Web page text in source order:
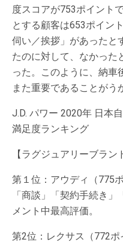
度スコアが753ポイント
とする顧客は653ポイン
伺い／挨拶」があったと
たのに対して、なかった
った。このように、納車
また重要であることがう
J.D. パワー 2020年 日本
満足度ランキング
【ラグジュアリーブラン
第１位：アウディ（775ポ
「商談」「契約手続き
メント中最高評価。
第2位：レクサス（772ポ